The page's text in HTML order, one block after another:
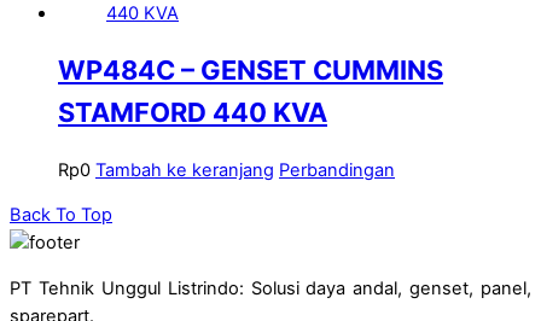
WP484C – GENSET CUMMINS
STAMFORD 440 KVA
Rp0 Tambah ke keranjang Perbandingan
Back To Top
PT Tehnik Unggul Listrindo: Solusi daya andal, genset, panel,
sparepart.